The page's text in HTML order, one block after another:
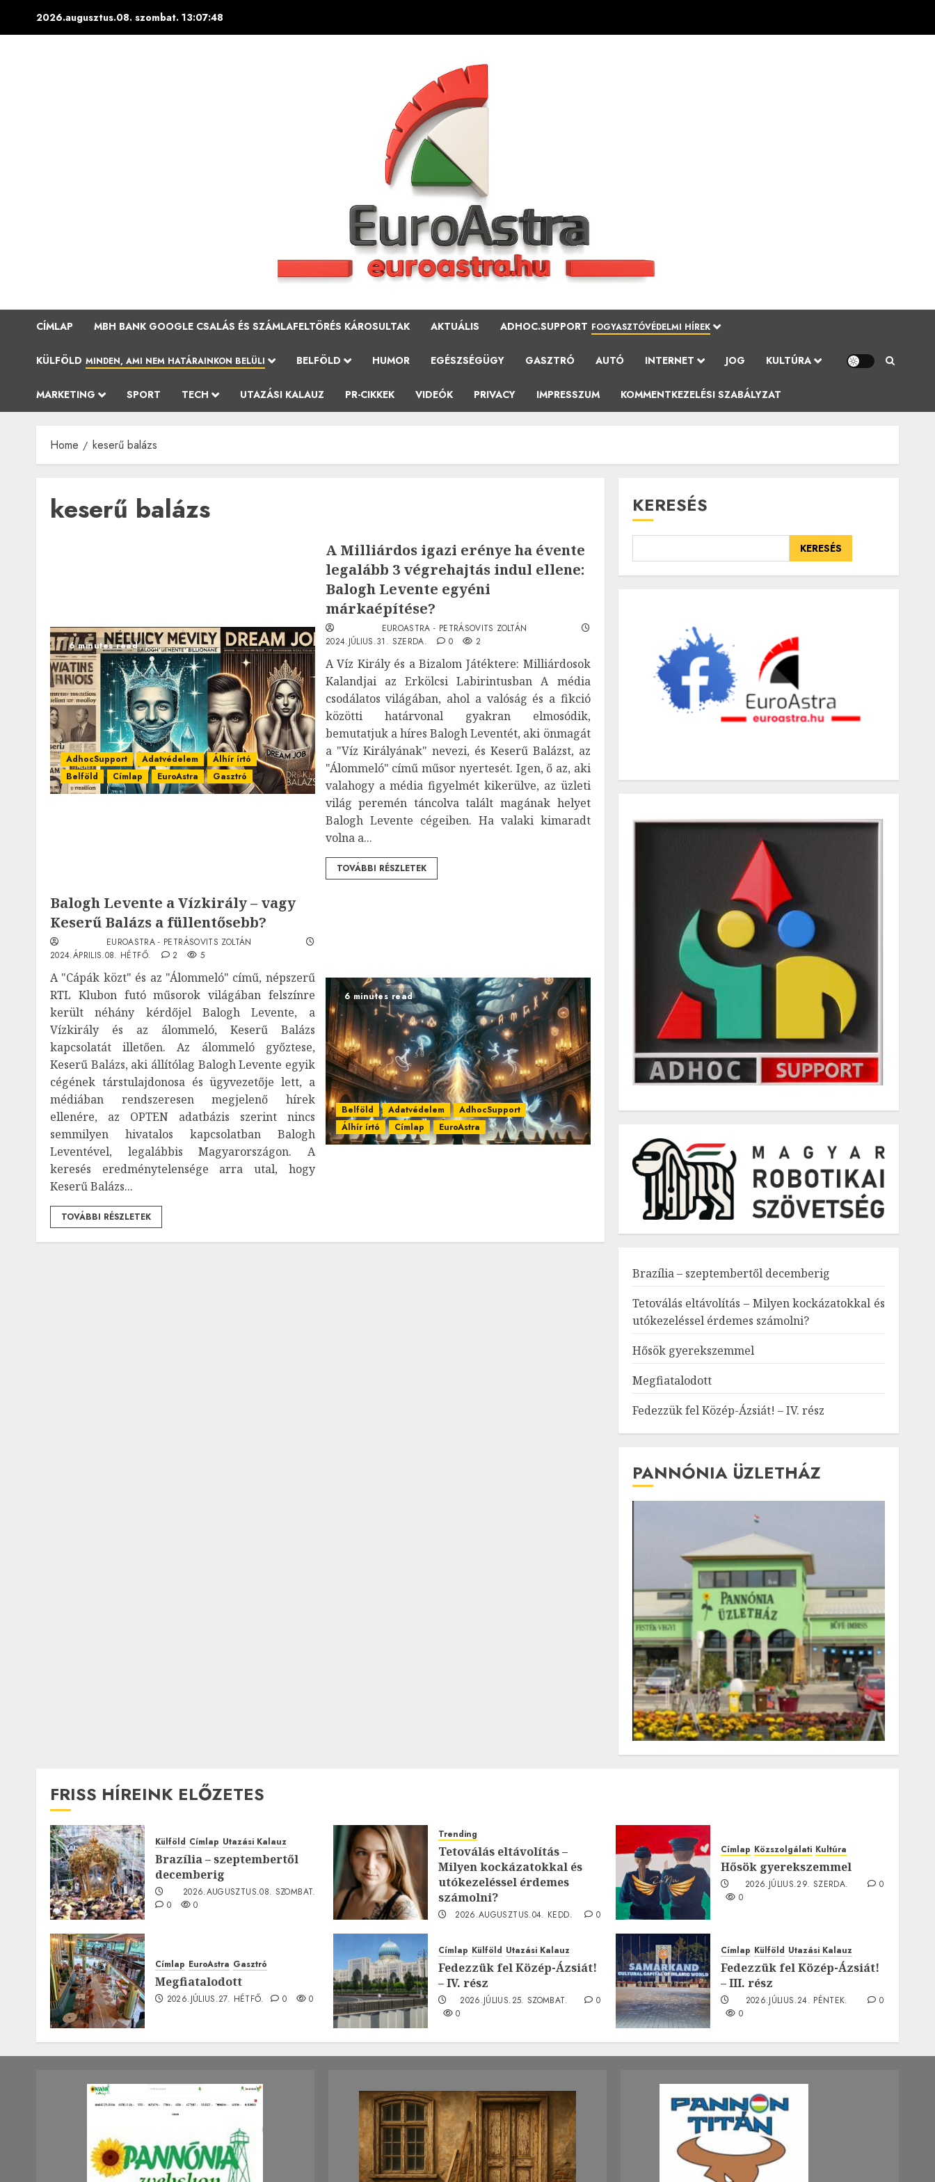
2026.augusztus.08. szombat. 13:07:49
CÍMLAP MBH BANK GOOGLE CSALÁS ÉS SZÁMLAFELTÖRÉS KÁROSULTAK AKTUÁLIS ADHOC.SUPPORT FOGYASZTÓVÉDELMI HÍREK
KÜLFÖLD MINDEN, AMI NEM HATÁRAINKON BELÜLI BELFÖLD HUMOR EGÉSZSÉGÜGY GASZTRÓ AUTÓ INTERNET JOG KULTÚRA
MARKETING SPORT TECH UTAZÁSI KALAUZ PR-CIKKEK VIDEÓK PRIVACY IMPRESSZUM KOMMENTKEZELÉSI SZABÁLYZAT
Home keserű balázs
keserű balázs
6 minutes read
AdhocSupport Adatvédelem
Álhír írtó
Belföld
Címlap EuroAstra Gasztró
A Milliárdos igazi erénye ha évente
legalább 3 végrehajtás indul ellene:
Balogh Levente egyéni
márkaépítése?
EUROASTRA - PETRÁSOVITS ZOLTÁN
2024.JÚLIUS.31. SZERDA.
0 2
A Víz Király és a Bizalom Játéktere: Milliárdosok
Kalandjai az Erkölcsi Labirintusban A média
csodálatos világában, ahol a valóság és a fikció
közötti határvonal gyakran elmosódik,
bemutatjuk a híres Balogh Leventét, aki önmagát
a "Víz Királyának" nevezi, és Keserű Balázst, az
"Álommeló" című műsor nyertesét. Igen, ő az, aki
valahogy a média figyelmét kikerülve, az üzleti
világ peremén táncolva talált magának helyet
Balogh Levente cégeiben. Ha valaki kimaradt
volna a...
TOVÁBBI RÉSZLETEK
6 minutes read
Belföld Adatvédelem
AdhocSupport
Álhír írtó
Címlap EuroAstra
Balogh Levente a Vízkirály – vagy
Keserű Balázs a füllentősebb?
EUROASTRA - PETRÁSOVITS ZOLTÁN
2024.ÁPRILIS.08. HÉTFŐ.
2 5
A "Cápák közt" és az "Álommeló" című, népszerű
RTL Klubon futó műsorok világában felszínre
került néhány kérdőjel Balogh Levente, a
Vízkirály és az álommeló, Keserű Balázs
kapcsolatát illetően. Az álommeló győztese,
Keserű Balázs, aki állítólag Balogh Levente egyik
cégének társtulajdonosa és ügyvezetője lett, a
médiában rendszeresen megjelenő hírek
ellenére, az OPTEN adatbázis szerint nincs
semmilyen hivatalos kapcsolatban Balogh
Leventével, legalábbis Magyarországon. A
keresés eredménytelensége arra utal, hogy
Keserű Balázs...
TOVÁBBI RÉSZLETEK
KERESÉS
KERESÉS
Brazília – szeptembertől decemberig
Tetoválás eltávolítás – Milyen kockázatokkal és
utókezeléssel érdemes számolni?
Hősök gyerekszemmel
Megfiatalodott
Fedezzük fel Közép-Ázsiát! – IV. rész
PANNÓNIA ÜZLETHÁZ
FRISS HÍREINK ELŐZETES
Külföld Címlap Utazási Kalauz
Brazília – szeptembertől
decemberig
2026.AUGUSZTUS.08. SZOMBAT.
0
0
Trending
Tetoválás eltávolítás –
Milyen kockázatokkal és
utókezeléssel érdemes
számolni?
2026.AUGUSZTUS.04. KEDD.
0
Címlap Közszolgálati Kultúra
Hősök gyerekszemmel
2026.JÚLIUS.29. SZERDA.
0
0
Címlap EuroAstra Gasztró
Megfiatalodott
2026.JÚLIUS.27. HÉTFŐ. 0 0
Címlap Külföld Utazási Kalauz
Fedezzük fel Közép-Ázsiát!
– IV. rész
2026.JÚLIUS.25. SZOMBAT.
0
0
Címlap Külföld Utazási Kalauz
Fedezzük fel Közép-Ázsiát!
– III. rész
2026.JÚLIUS.24. PÉNTEK.
0
0